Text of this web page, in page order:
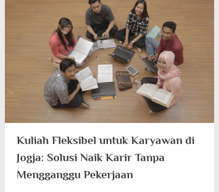
Kuliah Fleksibel untuk Karyawan di
Jogja: Solusi Naik Karir Tanpa
Mengganggu Pekerjaan